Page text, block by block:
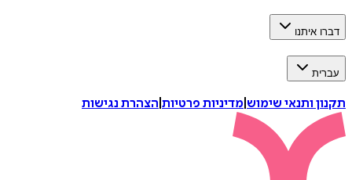
דברו איתנו
עברית
תקנון ותנאי שימוש מדיניות פרטיות הצהרת נגישות